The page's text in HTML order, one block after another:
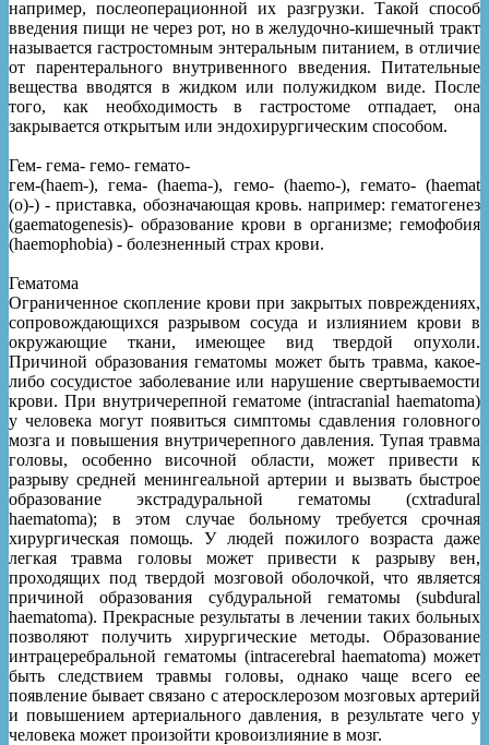
например, послеоперационной их разгрузки. Такой способ
введения пищи не через рот, но в желудочно-кишечный тракт
называется гастростомным энтеральным питанием, в отличие
от парентерального внутривенного введения. Питательные
вещества вводятся в жидком или полужидком виде. После
того, как необходимость в гастростоме отпадает, она
закрывается открытым или эндохирургическим способом.
Гем- гема- гемо- гемато-
гем-(haem-), гема- (haema-), гемо- (haemo-), гемато- (haemat
(o)-) - приставка, обозначающая кровь. например: гематогенез
(gaematogenesis)- образование крови в организме; гемофобия
(haemophobia) - болезненный страх крови.
Гематома
Ограниченное скопление крови при закрытых повреждениях,
сопровождающихся разрывом сосуда и излиянием крови в
окружающие ткани, имеющее вид твердой опухоли.
Причиной образования гематомы может быть травма, какое-
либо сосудистое заболевание или нарушение свертываемости
крови. При внутричерепной гематоме (intracranial haematoma)
у человека могут появиться симптомы сдавления головного
мозга и повышения внутричерепного давления. Тупая травма
головы, особенно височной области, может привести к
разрыву средней менингеальной артерии и вызвать быстрое
образование экстрадуральной гематомы (cxtradural
haematoma); в этом случае больному требуется срочная
хирургическая помощь. У людей пожилого возраста даже
легкая травма головы может привести к разрыву вен,
проходящих под твердой мозговой оболочкой, что является
причиной образования субдуральной гематомы (subdural
haematoma). Прекрасные результаты в лечении таких больных
позволяют получить хирургические методы. Образование
интрацеребральной гематомы (intracerebral haematoma) может
быть следствием травмы головы, однако чаще всего ее
появление бывает связано с атеросклерозом мозговых артерий
и повышением артериального давления, в результате чего у
человека может произойти кровоизлияние в мозг.